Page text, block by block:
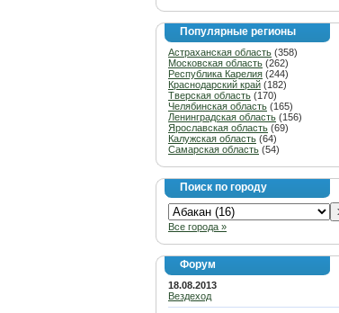
Популярные регионы
Астраханская область (358)
Московская область (262)
Республика Карелия (244)
Краснодарский край (182)
Тверская область (170)
Челябинская область (165)
Ленинградская область (156)
Ярославская область (69)
Калужская область (64)
Самарская область (54)
Поиск по городу
Все города »
Форум
18.08.2013
Вездеход